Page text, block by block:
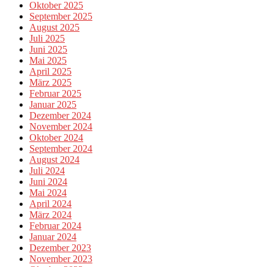
Oktober 2025
September 2025
August 2025
Juli 2025
Juni 2025
Mai 2025
April 2025
März 2025
Februar 2025
Januar 2025
Dezember 2024
November 2024
Oktober 2024
September 2024
August 2024
Juli 2024
Juni 2024
Mai 2024
April 2024
März 2024
Februar 2024
Januar 2024
Dezember 2023
November 2023